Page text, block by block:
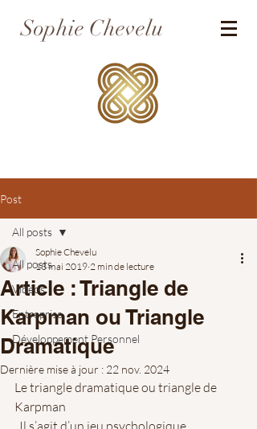
Sophie Chevelu
Post
All posts
Vidéos
Entreprise
Développement Personnel
All posts
Article : Triangle de
Karpman ou Triangle
Dramatique
Sophie Chevelu
13 mai 2019 2 min de lecture
Dernière mise à jour : 22 nov. 2024
Le triangle dramatique ou triangle de
Karpman
. Il s’agit d’un jeu psychologique.